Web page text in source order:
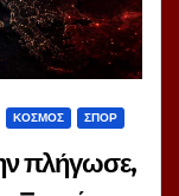
ΚΟΣΜΟΣ ΣΠΟΡ
πλήγωσε,